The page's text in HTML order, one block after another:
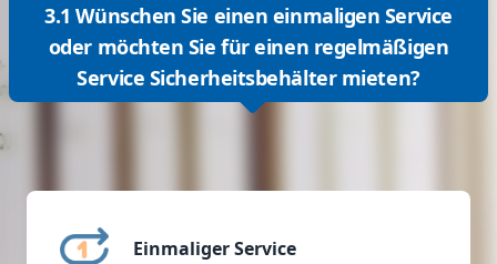
3.1 Wünschen Sie einen einmaligen Service
oder möchten Sie für einen regelmäßigen
Service Sicherheitsbehälter mieten?
Einmaliger Service